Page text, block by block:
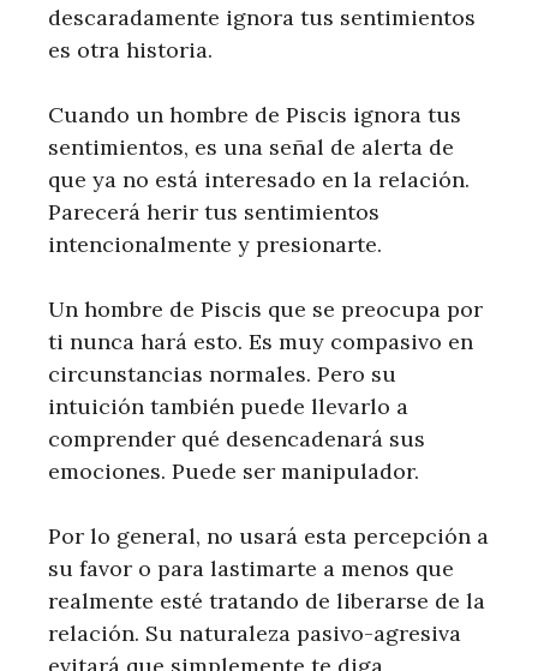
descaradamente ignora tus sentimientos
es otra historia.
Cuando un hombre de Piscis ignora tus
sentimientos, es una señal de alerta de
que ya no está interesado en la relación.
Parecerá herir tus sentimientos
intencionalmente y presionarte.
Un hombre de Piscis que se preocupa por
ti nunca hará esto. Es muy compasivo en
circunstancias normales. Pero su
intuición también puede llevarlo a
comprender qué desencadenará sus
emociones. Puede ser manipulador.
Por lo general, no usará esta percepción a
su favor o para lastimarte a menos que
realmente esté tratando de liberarse de la
relación. Su naturaleza pasivo-agresiva